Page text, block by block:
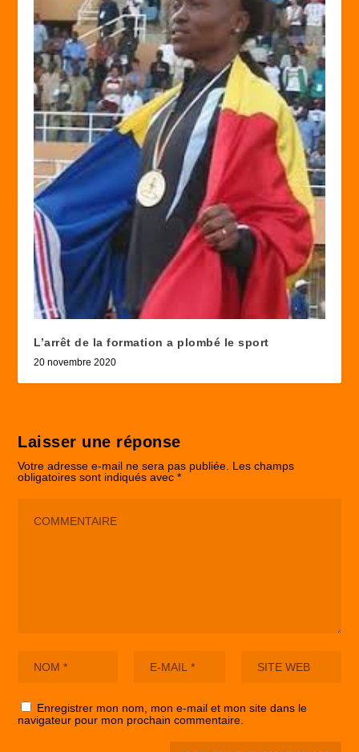
L’arrêt de la formation a plombé le sport
20 novembre 2020
Laisser une réponse
Votre adresse e-mail ne sera pas publiée. Les champs
obligatoires sont indiqués avec*
Enregistrer mon nom, mon e-mail et mon site dans le
navigateur pour mon prochain commentaire.